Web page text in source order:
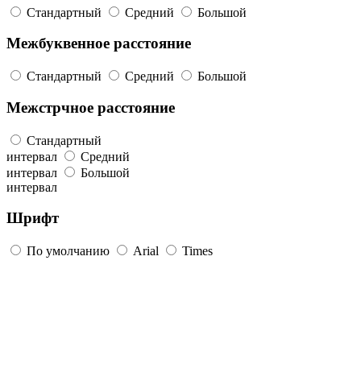
Стандартный Средний Большой
Межбуквенное расстояние
Стандартный Средний Большой
Межстрчное расстояние
Стандартный
интервал
Средний
интервал
Большой
интервал
Шрифт
По умолчанию Arial Times